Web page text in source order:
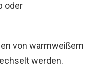
oder
von warmweißem
werden.